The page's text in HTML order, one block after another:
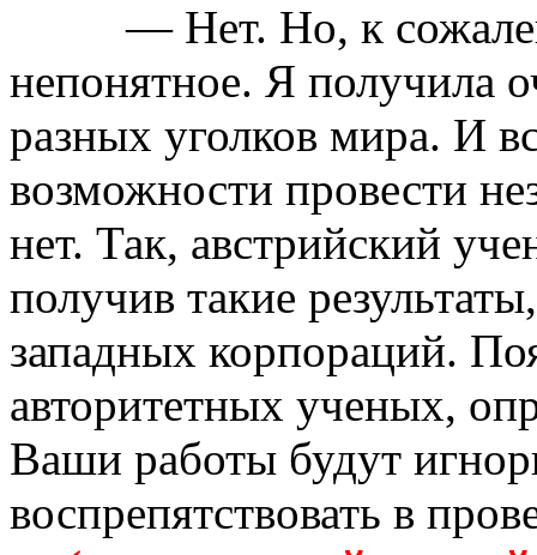
— Нет. Но, к
непонятное. Я получила
разных уголков мира. И
возможности провести
нет. Так, австрийский
получив такие
западных корпораций.
авторитетных ученых,
Ваши работы будут
воспрепятствовать в